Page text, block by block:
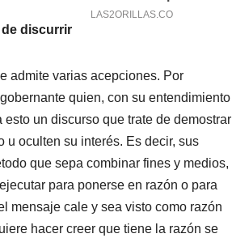
de discurrir
admite varias acepciones. Por
quien, con su entendimiento
un discurso que trate de demostrar
u oculten su interés. Es decir, sus
que sepa combinar fines y medios,
para ponerse en razón o para
mensaje cale y sea visto como razón
hacer creer que tiene la razón se